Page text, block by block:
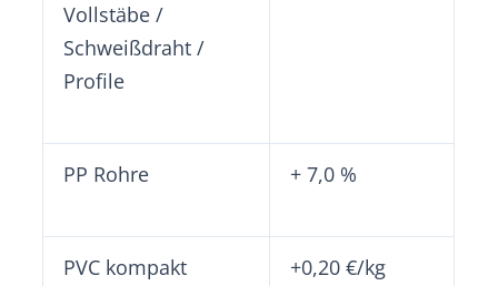
Vollstäbe /
Schweißdraht /
Profile
PP Rohre + 7,0 %
PVC kompakt
+0,20 €/kg